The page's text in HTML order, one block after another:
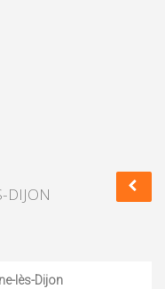
DIJON
lès-Dijon